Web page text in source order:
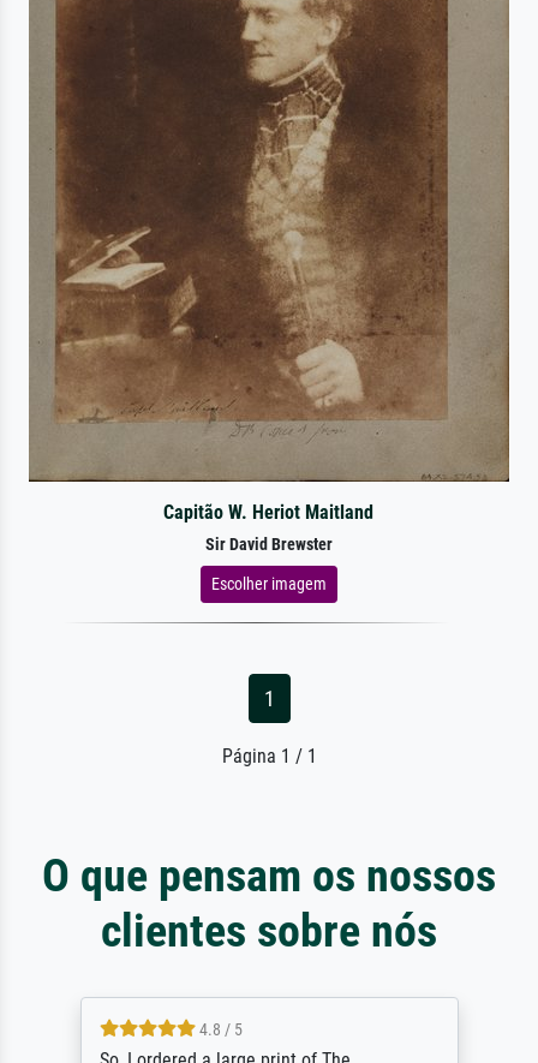
Capitão W. Heriot Maitland
Sir David Brewster
Escolher imagem
1
Página 1 / 1
O que pensam os nossos
clientes sobre nós
4.8 / 5